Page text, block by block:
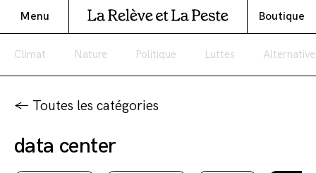
Menu Boutique
Climat Nature Politique Luttes
← Toutes les catégories
data center